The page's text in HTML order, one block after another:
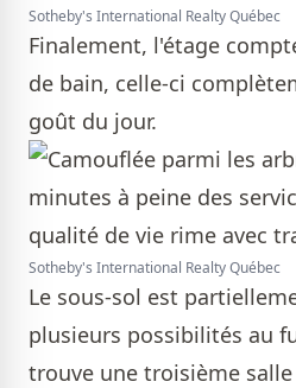
Sotheby's International Realty Québec
Finalement, l'étage
de bain, celle-ci
goût du jour.
Sotheby's International Realty Québec
Le sous-sol est
plusieurs possibilités au
trouve une troisième